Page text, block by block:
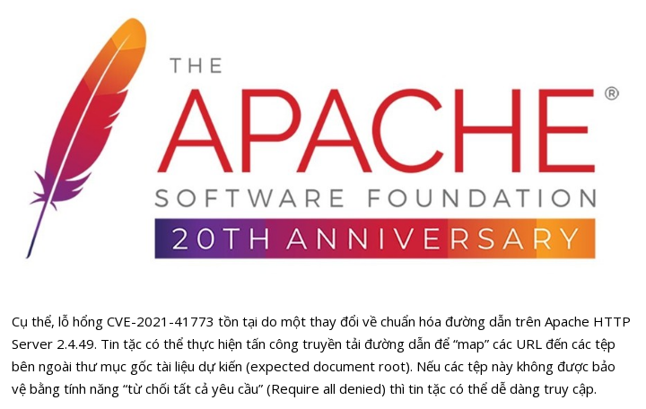
Cụ thể, lỗ hổng CVE-2021-41773 tồn tại do một thay đổi về chuẩn hóa đường dẫn trên Apache HTTP
Server 2.4.49. Tin tặc có thể thực hiện tấn công truyền tải đường dẫn để “map” các URL đến các tệp
bên ngoài thư mục gốc tài liệu dự kiến (expected document root). Nếu các tệp này không được bảo
vệ bằng tính năng “từ chối tất cả yêu cầu” (Require all denied) thì tin tặc có thể dễ dàng truy cập.